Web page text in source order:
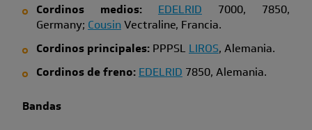
Cordinos medios:
EDELRID 7000, 7850,
Germany; CousinVectraline, Francia.
Cordinos principales:PPPSL LIROS, Alemania.
Cordinos de freno: EDELRID 7850, Alemania.
Bandas